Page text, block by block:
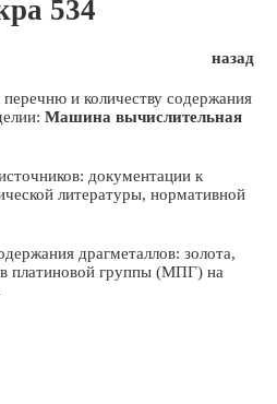
534
назад
и количеству содержания
Машина вычислительная
документации к
литературы, нормативной
драгметаллов: золота,
платиновой группы (МПГ) на